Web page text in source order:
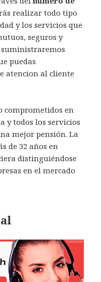
realizar todo tipo
y los servicios que
seguros y
suministraremos
puedas
atencion al cliente
comprometidos en
y todos los servicios
mejor pensión. La
de 32 años en
distinguiéndose
en el mercado